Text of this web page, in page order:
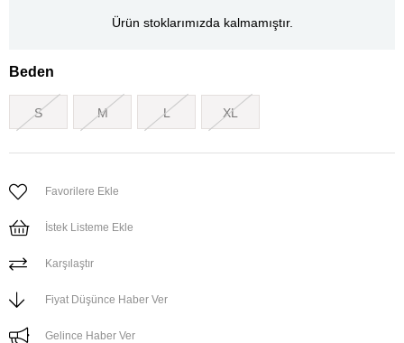
Ürün stoklarımızda kalmamıştır.
Beden
S M L XL
Favorilere Ekle
İstek Listeme Ekle
Karşılaştır
Fiyat Düşünce Haber Ver
Gelince Haber Ver